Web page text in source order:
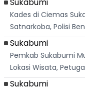
Kades di Ciemas
Satnarkoba, Polisi
Sukabumi
Pemkab Sukabumi
Lokasi Wisata,
Sukabumi